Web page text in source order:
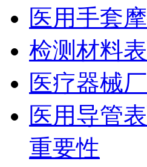
医用手套
检测材料
医疗器械
医用导管
重要性